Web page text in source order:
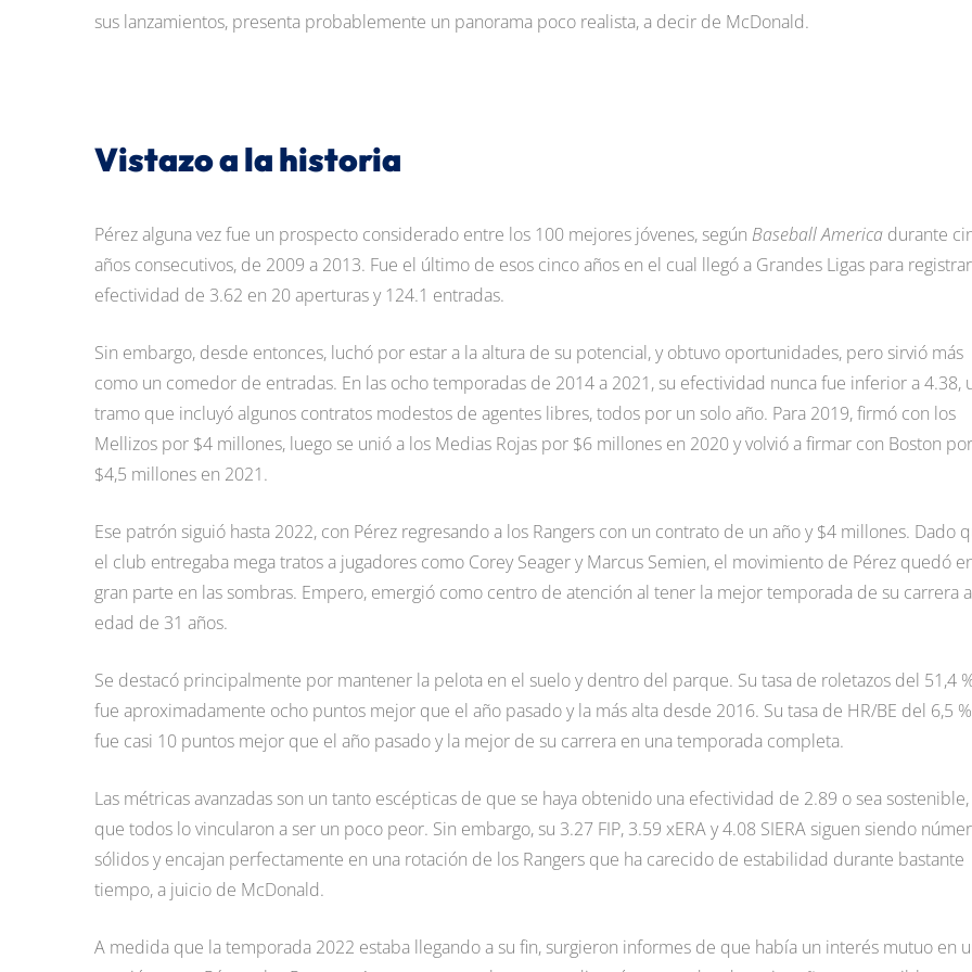
sus lanzamientos, presenta probablemente un panorama poco realista, a decir de McDonald.
Vistazo a la historia
Pérez alguna vez fue un prospecto considerado entre los 100 mejores jóvenes, según Baseball America durante
años consecutivos, de 2009 a 2013. Fue el último de esos cinco años en el cual llegó a Grandes Ligas para registrar
efectividad de 3.62 en 20 aperturas y 124.1 entradas.
Sin embargo, desde entonces, luchó por estar a la altura de su potencial, y obtuvo oportunidades, pero sirvió más
como un comedor de entradas. En las ocho temporadas de 2014 a 2021, su efectividad nunca fue inferior a 4.38,
tramo que incluyó algunos contratos modestos de agentes libres, todos por un solo año. Para 2019, firmó con los
Mellizos por $4 millones, luego se unió a los Medias Rojas por $6 millones en 2020 y volvió a firmar con Boston por
$4,5 millones en 2021.
Ese patrón siguió hasta 2022, con Pérez regresando a los Rangers con un contrato de un año y $4 millones. Dado
el club entregaba mega tratos a jugadores como Corey Seager y Marcus Semien, el movimiento de Pérez quedó
gran parte en las sombras. Empero, emergió como centro de atención al tener la mejor temporada de su carrera
edad de 31 años.
Se destacó principalmente por mantener la pelota en el suelo y dentro del parque. Su tasa de roletazos del 51,4
fue aproximadamente ocho puntos mejor que el año pasado y la más alta desde 2016. Su tasa de HR/BE del 6,5 %
fue casi 10 puntos mejor que el año pasado y la mejor de su carrera en una temporada completa.
Las métricas avanzadas son un tanto escépticas de que se haya obtenido una efectividad de 2.89 o sea sostenible,
que todos lo vincularon a ser un poco peor. Sin embargo, su 3.27 FIP, 3.59 xERA y 4.08 SIERA siguen siendo
sólidos y encajan perfectamente en una rotación de los Rangers que ha carecido de estabilidad durante bastante
tiempo, a juicio de McDonald.
A medida que la temporada 2022 estaba llegando a su fin, surgieron informes de que había un interés mutuo en